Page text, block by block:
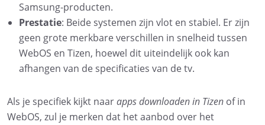
Samsung-producten.
Prestatie: Beide systemen zijn vlot en stabiel. Er zijn
geen grote merkbare verschillen in snelheid tussen
WebOS en Tizen, hoewel dit uiteindelijk ook kan
afhangen van de specificaties van de tv.
Als je specifiek kijkt naarapps downloaden in Tizen of in
WebOS, zul je merken dat het aanbod over het